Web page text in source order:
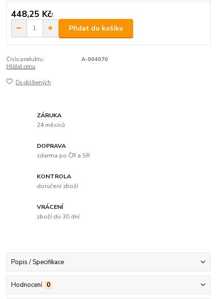
448,25 Kč/.
Přidat do košíku
Číslo produktu:
A-004070
Hlídat cenu
Do oblíbených
ZÁRUKA
24 měsíců
DOPRAVA
zdarma po ČR a SR
KONTROLA
doručení zboží
VRÁCENÍ
zboží do 30 dní
Popis / Specifikace
Hodnocení 0